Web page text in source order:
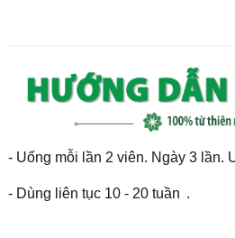
- Uống mỗi lần 2 viên. Ngày 3 lần.
- Dùng liên tục 10 - 20 tuần .